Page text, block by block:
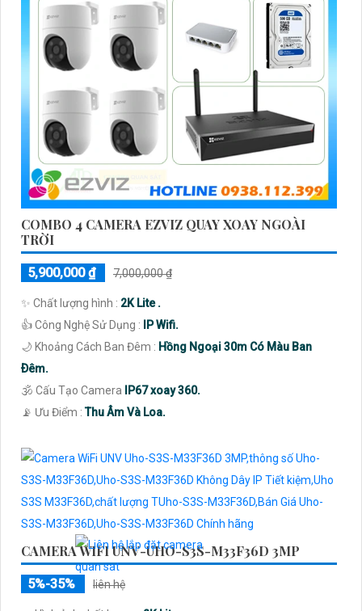
COMBO 4 CAMERA EZVIZ QUAY XOAY NGOÀI
TRỜI
5,900,000 ₫ 7,000,000 ₫
✨ Chất lượng hình : 2K Lite .
👍 Công Nghệ Sử Dụng :
IP Wifi.
🌙 Khoảng Cách Ban Đêm : Hồng Ngoại 30m Có Màu Ban
Ðêm.
🕉️ Cấu Tạo Camera
IP67 xoay 360.
️📡 Ưu Điểm :Thu Âm Và Loa.
CAMERA WIFI UNV-UHO-S3S-M33F36D 3MP
5%-35% liên hệ